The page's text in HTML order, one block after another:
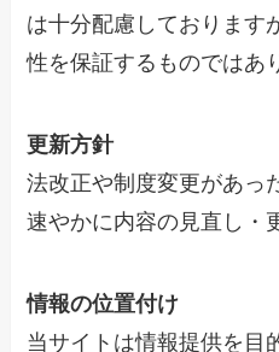
は十分配慮しております
性を保証するものではあ
更新方針
法改正や制度変更があっ
速やかに内容の見直し・
情報の位置付け
当サイトは情報提供を目